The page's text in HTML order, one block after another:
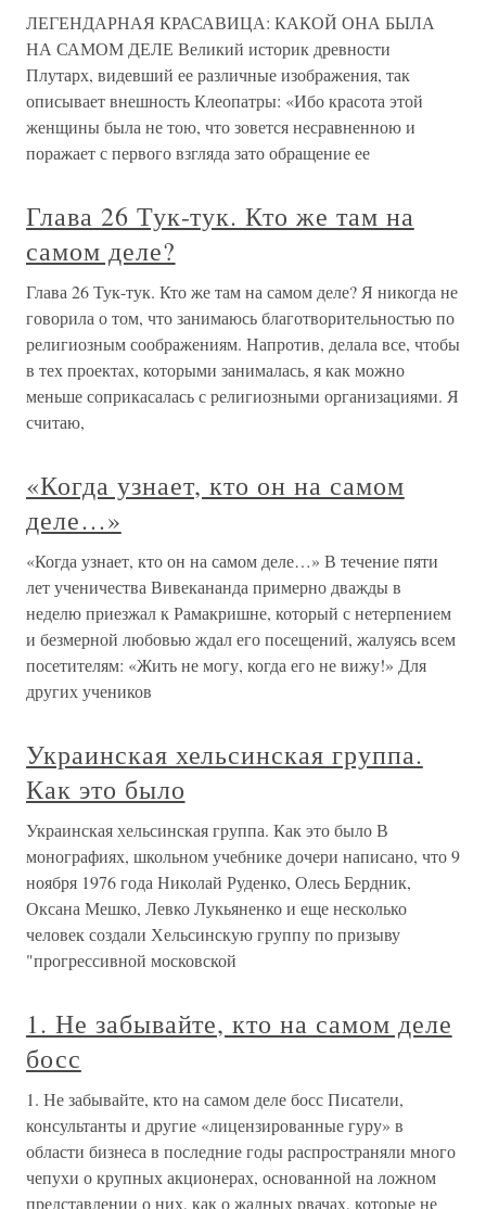
ЛЕГЕНДАРНАЯ КРАСАВИЦА: КАКОЙ ОНА БЫЛА
НА САМОМ ДЕЛЕ Великий историк древности
Плутарх, видевший ее различные изображения, так
описывает внешность Клеопатры: «Ибо красота этой
женщины была не тою, что зовется несравненною и
поражает с первого взгляда зато обращение ее
Глава 26 Тук-тук. Кто же там на
самом деле?
Глава 26 Тук-тук. Кто же там на самом деле? Я никогда не
говорила о том, что занимаюсь благотворительностью по
религиозным соображениям. Напротив, делала все, чтобы
в тех проектах, которыми занималась, я как можно
меньше соприкасалась с религиозными организациями. Я
считаю,
«Когда узнает, кто он на самом
деле…»
«Когда узнает, кто он на самом деле…» В течение пяти
лет ученичества Вивекананда примерно дважды в
неделю приезжал к Рамакришне, который с нетерпением
и безмерной любовью ждал его посещений, жалуясь всем
посетителям: «Жить не могу, когда его не вижу!» Для
других учеников
Украинская хельсинская группа.
Как это было
Украинская хельсинская группа. Как это было В
монографиях, школьном учебнике дочери написано, что 9
ноября 1976 года Николай Руденко, Олесь Бердник,
Оксана Мешко, Левко Лукьяненко и еще несколько
человек создали Хельсинскую группу по призыву
"прогрессивной московской
1. Не забывайте, кто на самом деле
босс
1. Не забывайте, кто на самом деле босс Писатели,
консультанты и другие «лицензированные гуру» в
области бизнеса в последние годы распространяли много
чепухи о крупных акционерах, основанной на ложном
представлении о них, как о жадных рвачах, которые не